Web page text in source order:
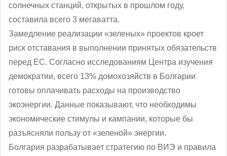
солнечных станций, открытых в прошлом году,
составила всего 3 мегаватта.
Замедление реализации «зеленых» проектов кроет
риск отставания в выполнении принятых обязательств
перед ЕС. Согласно исследованиям Центра изучения
демократии, всего 13% домохозяйств в Болгарии
готовы оплачивать расходы на производство
экоэнергии. Данные показывают, что необходимы
экономические стимулы и кампании, которые бы
разъясняли пользу от «зеленой» энергии.
Болгария разрабатывает стратегию по ВИЭ и правила